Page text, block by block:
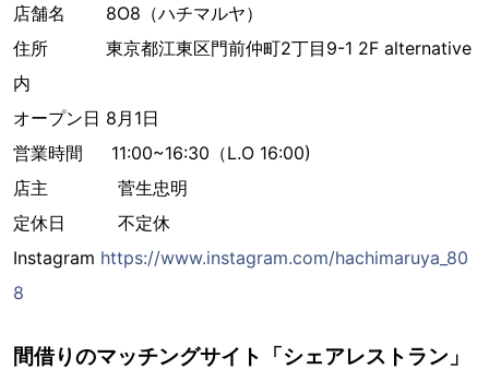
店舗名 8O8（ハチマルヤ）
住所 東京都江東区門前仲町2丁目9-1 2F alternative
内
オープン日 8月1日
営業時間 11:00~16:30（L.O 16:00)
店主 菅生忠明
定休日 不定休
Instagram https://www.instagram.com/hachimaruya_80
8
間借りのマッチングサイト「シェアレストラン」